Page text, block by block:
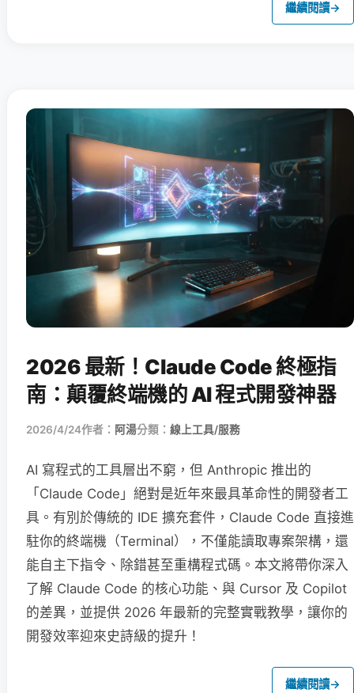
繼續閱讀→
2026 最新！Claude Code 終極指
南：顛覆終端機的 AI 程式開發神器
2026/4/24作者： 阿湯分類： 線上工具/服務
AI 寫程式的工具層出不窮，但 Anthropic 推出的
「Claude Code」絕對是近年來最具革命性的開發者工
具。有別於傳統的 IDE 擴充套件，Claude Code 直接進
駐你的終端機（Terminal），不僅能讀取專案架構，還
能自主下指令、除錯甚至重構程式碼。本文將帶你深入
了解 Claude Code 的核心功能、與 Cursor 及 Copilot
的差異，並提供 2026 年最新的完整實戰教學，讓你的
開發效率迎來史詩級的提升！
繼續閱讀→